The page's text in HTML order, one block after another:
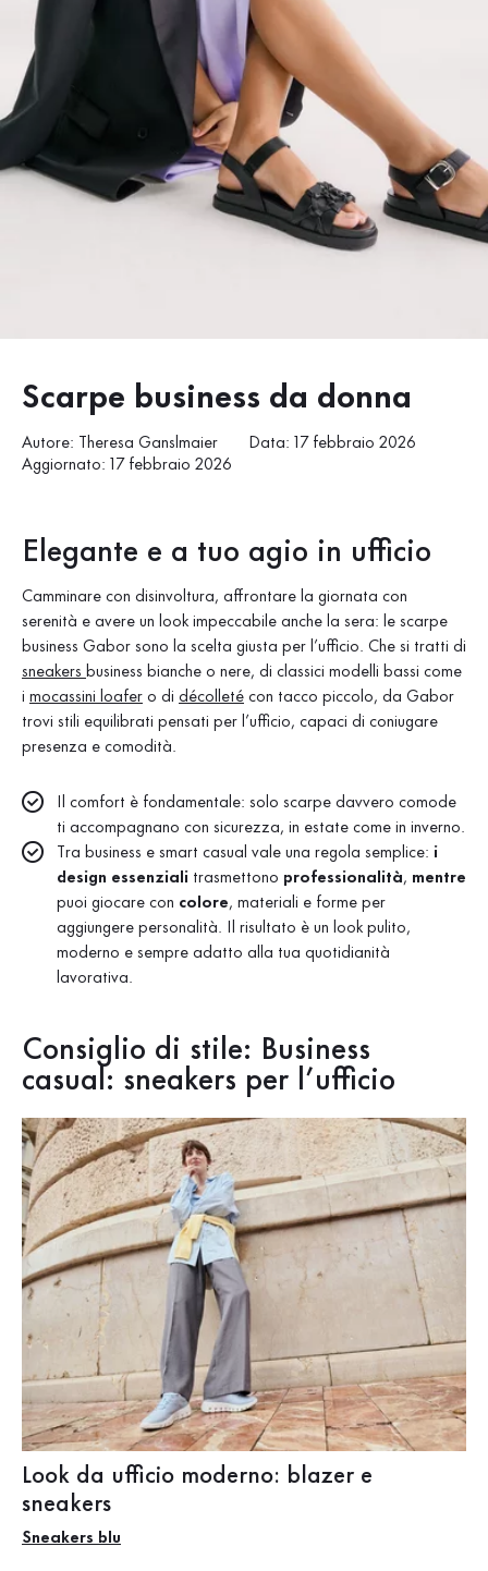
Scarpe business da donna
Autore: Theresa Ganslmaier
Data: 17 febbraio 2026
Aggiornato: 17 febbraio 2026
Elegante e a tuo agio in ufficio
Camminare con disinvoltura, affrontare la giornata con
serenità e avere un look impeccabile anche la sera: le scarpe
business Gabor sono la scelta giusta per l’ufficio. Che si tratti di
sneakers business bianche o nere, di classici modelli bassi come
i mocassini loafer o di décolleté con tacco piccolo, da Gabor
trovi stili equilibrati pensati per l’ufficio, capaci di coniugare
presenza e comodità.
Il comfort è fondamentale: solo scarpe davvero comode
ti accompagnano con sicurezza, in estate come in inverno.
Tra business e smart casual vale una regola semplice: i
design essenziali trasmettono professionalità, mentre
puoi giocare con colore, materiali e forme per
aggiungere personalità. Il risultato è un look pulito,
moderno e sempre adatto alla tua quotidianità
lavorativa.
Consiglio di stile: Business
casual: sneakers per l’ufficio
Look da ufficio moderno: blazer e
sneakers
Sneakers blu